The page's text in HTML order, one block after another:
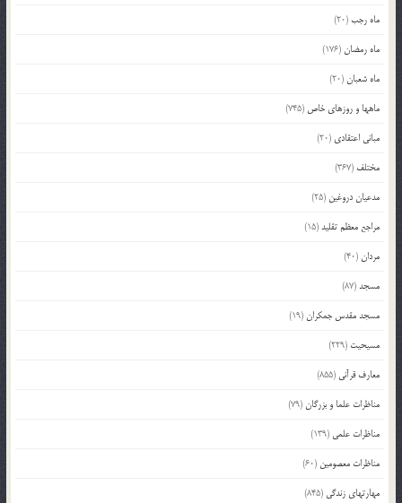
ماه رجب(20)
ماه رمضان(176)
ماه شعبان(20)
ماهها و روزهای خاص (745)
مبانی اعتقادی (20)
مختلف (367)
مدعیان دروغین (25)
مراجع معظم تقلید(15)
مردان(40)
مسجد(87)
مسجد مقدس جمکران(19)
مسیحیت (229)
معارف قرآنی (855)
مناظرات علما و بزرگان(79)
مناظرات علمی (139)
مناظرات معصومین (60)
مهارتهای زندگی (845)